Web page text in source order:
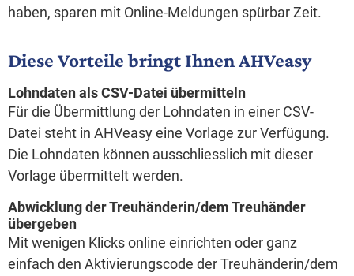
haben, sparen mit Online-Meldungen spürbar Zeit.
Diese Vorteile bringt Ihnen AHVeasy
Lohndaten als CSV-Datei übermitteln
Für die Übermittlung der Lohndaten in einer CSV-
Datei steht in AHVeasy eine Vorlage zur Verfügung.
Die Lohndaten können ausschliesslich mit dieser
Vorlage übermittelt werden.
Abwicklung der Treuhänderin/dem Treuhänder
übergeben
Mit wenigen Klicks online einrichten oder ganz
einfach den Aktivierungscode der Treuhänderin/dem